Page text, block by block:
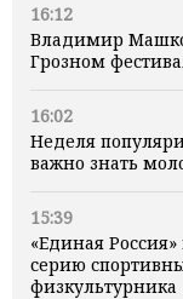
16:12
Владимир
Грозном
16:02
Неделя
важно знать
15:39
«Единая
серию
физкультурника